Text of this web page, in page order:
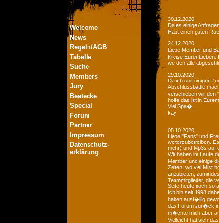
Welcome
News
Regeln/AGB
Tabelle
Suche
Members
Jury
Beatecke
Special
Forum
Partner
Impressum
Datenschutz-
erklärung
30.12.2020
Da es einige
Habt einen guten
24.12.2020
Liebe Member und
Kreise Eurer Lieben.
werden alle
29.10.2020
Da ich seit einiger
Abschlussbattle
verschieben wir den
hoffe das ist in
Viel Spa�,
kay
05.10.2020
Liebe "Fans" und
weiterzubetreiben.
mehr) und Mp3s auf
Wir haben im Laufe
Member und einige
Zeiten, wo viel Mist
anzubieten,
Teammitglieder, die
Seite heute noch so
Ich bin seit 1998
haben ausf�llig
das Forum zur�ck
m�chte mich aber
Vielleicht hat sich